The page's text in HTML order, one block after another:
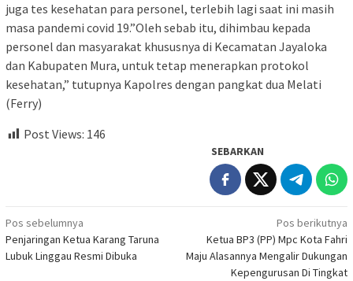
juga tes kesehatan para personel, terlebih lagi saat ini masih
masa pandemi covid 19.”Oleh sebab itu, dihimbau kepada
personel dan masyarakat khususnya di Kecamatan Jayaloka
dan Kabupaten Mura, untuk tetap menerapkan protokol
kesehatan,” tutupnya Kapolres dengan pangkat dua Melati
(Ferry)
Post Views: 146
SEBARKAN
Navigasi
pos
Pos sebelumnya
Penjaringan Ketua Karang Taruna
Lubuk Linggau Resmi Dibuka
Pos berikutnya
Ketua BP3 (PP) Mpc Kota Fahri
Maju Alasannya Mengalir Dukungan
Kepengurusan Di Tingkat